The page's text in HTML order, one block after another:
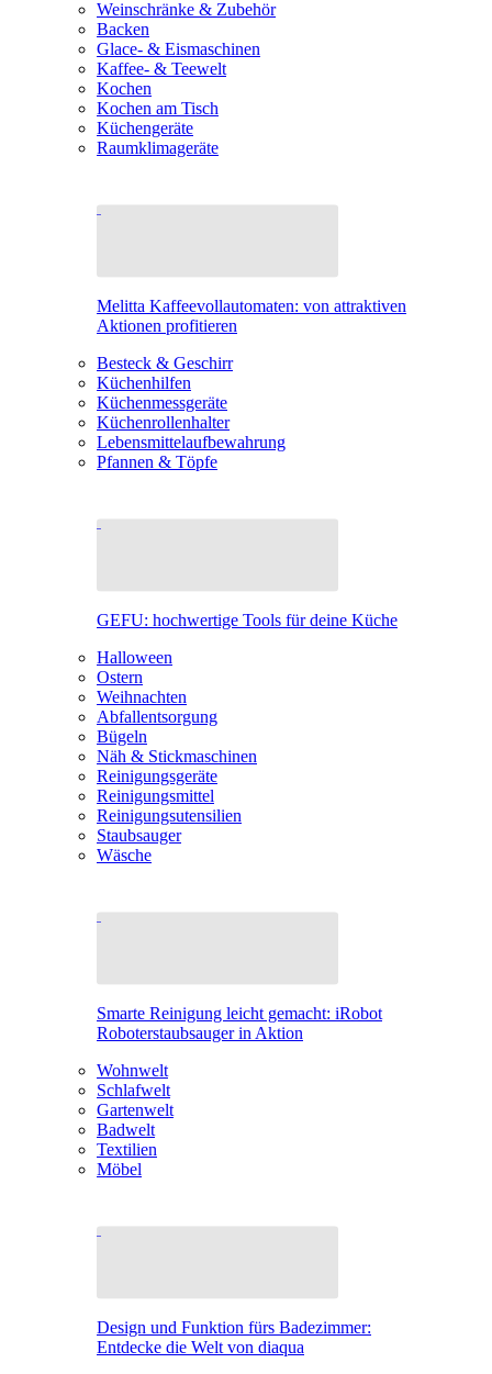
Weinschränke & Zubehör
Backen
Glace- & Eismaschinen
Kaffee- & Teewelt
Kochen
Kochen am Tisch
Küchengeräte
Raumklimageräte
Melitta Kaffeevollautomaten: von attraktiven
Aktionen profitieren
Besteck & Geschirr
Küchenhilfen
Küchenmessgeräte
Küchenrollenhalter
Lebensmittelaufbewahrung
Pfannen & Töpfe
GEFU: hochwertige Tools für deine Küche
Halloween
Ostern
Weihnachten
Abfallentsorgung
Bügeln
Näh & Stickmaschinen
Reinigungsgeräte
Reinigungsmittel
Reinigungsutensilien
Staubsauger
Wäsche
Smarte Reinigung leicht gemacht: iRobot
Roboterstaubsauger in Aktion
Wohnwelt
Schlafwelt
Gartenwelt
Badwelt
Textilien
Möbel
Design und Funktion fürs Badezimmer:
Entdecke die Welt von diaqua